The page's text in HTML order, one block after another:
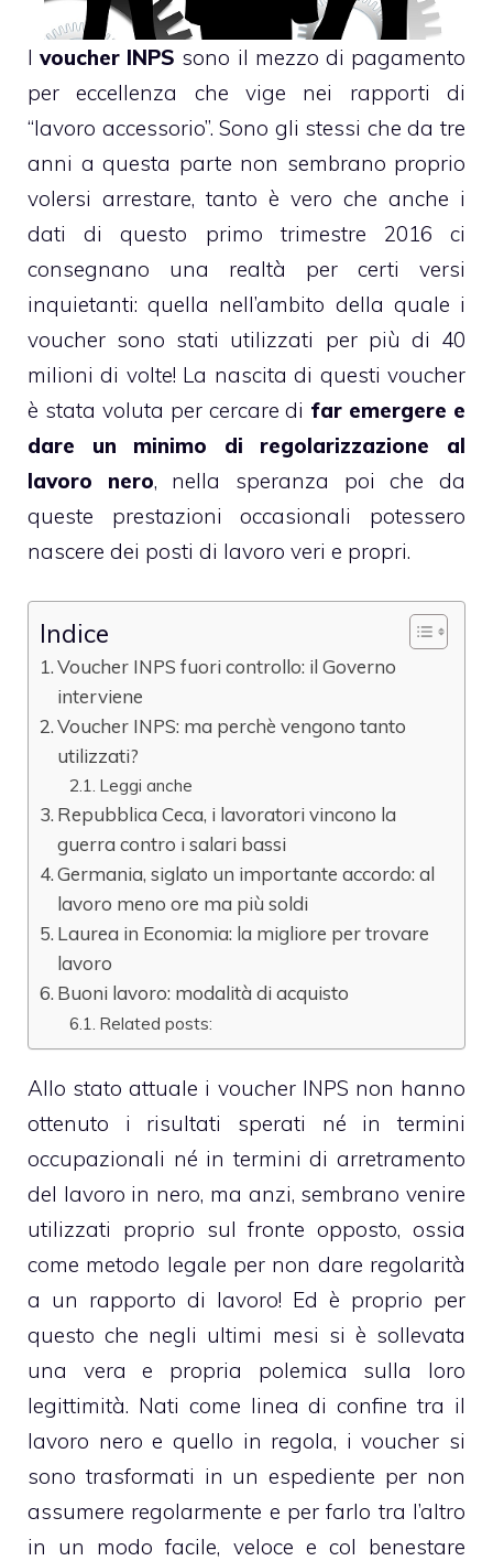
Ivoucher INPS sono il mezzo di pagamento
per eccellenza che vige nei rapporti di
“lavoro accessorio”. Sono gli stessi che da tre
anni a questa parte non sembrano proprio
volersi arrestare, tanto è vero che anche i
dati di questo primo trimestre 2016 ci
consegnano una realtà per certi versi
inquietanti: quella nell’ambito della quale i
voucher sono stati utilizzati per più di 40
milioni di volte! La nascita di questi voucher
è stata voluta per cercare di far emergere e
dare un minimo di regolarizzazione al
lavoro nero, nella speranza poi che da
queste prestazioni occasionali potessero
nascere dei posti di lavoro veri e propri.
Indice
Voucher INPS fuori controllo: il Governo
interviene
Voucher INPS: ma perchè vengono tanto
utilizzati?
Leggi anche
Repubblica Ceca, i lavoratori vincono la
guerra contro i salari bassi
Germania, siglato un importante accordo: al
lavoro meno ore ma più soldi
Laurea in Economia: la migliore per trovare
lavoro
Buoni lavoro: modalità di acquisto
Related posts:
Allo stato attuale i voucher INPS non hanno
ottenuto i risultati sperati né in termini
occupazionali né in termini di arretramento
del lavoro in nero, ma anzi, sembrano venire
utilizzati proprio sul fronte opposto, ossia
come metodo legale per non dare regolarità
a un rapporto di lavoro! Ed è proprio per
questo che negli ultimi mesi si è sollevata
una vera e propria polemica sulla loro
legittimità. Nati come linea di confine tra il
lavoro nero e quello in regola, i voucher si
sono trasformati in un espediente per non
assumere regolarmente e per farlo tra l’altro
in un modo facile, veloce e col benestare